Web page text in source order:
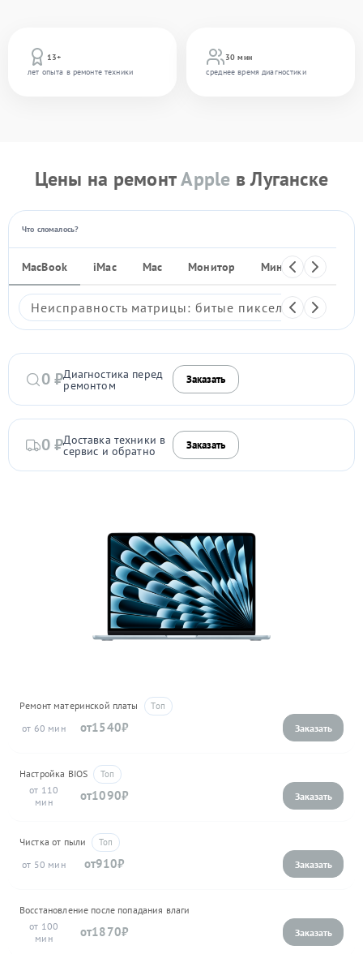
13+
лет опыта в ремонте техники
30 мин
среднее время диагностики
Цены на ремонтApple в Луганске
Что сломалось?
MacBook iMac Mac Монитор Мини ПК
Неисправность матрицы: битые пиксели,
0 ₽Диагностика перед
ремонтом Заказать
0 ₽Доставка техники в
сервис и обратно Заказать
Ремонт материнской платы
60
1540
Настройка BIOS
110
1090
Чистка от пыли
50
910
Восстановление после попадания влаги
100
1870